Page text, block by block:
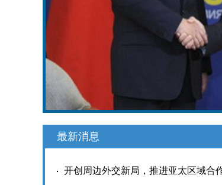
最新消息
开创周边外交新局，推进亚太区域